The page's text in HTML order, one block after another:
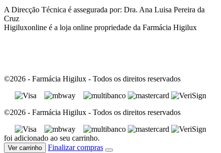
A Direcção Técnica é assegurada por: Dra. Ana Luisa Pereira da
Cruz
Higiluxonline é a loja online propriedade da Farmácia Higilux
©2026 - Farmácia Higilux - Todos os direitos reservados
©2026 - Farmácia Higilux - Todos os direitos reservados
foi adicionado ao seu carrinho.
Ver carrinho Finalizar compras